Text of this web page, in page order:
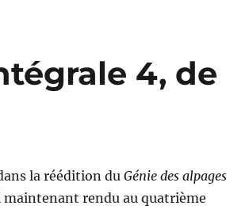
4, de
la réédition du Génie des alpages
maintenant rendu au quatrième